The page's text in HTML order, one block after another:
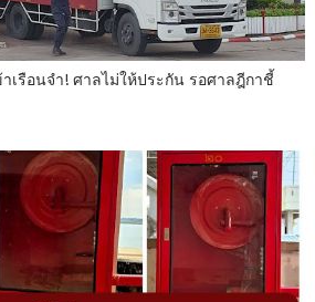
เรือนจำ! ศาลไม่ให้ประกัน รอศาลฎีกาชี้